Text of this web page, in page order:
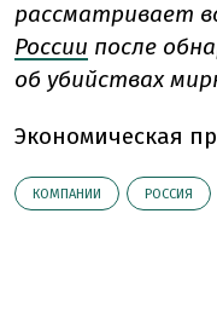
рассматривает
России после
об убийствах
Экономическая
КОМПАНИИ РОССИЯ